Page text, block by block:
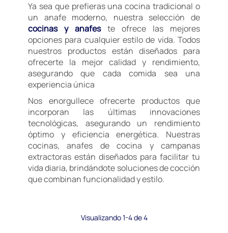
Ya sea que prefieras una cocina tradicional o
un anafe moderno, nuestra selección de
cocinas y anafeste ofrece las mejores
opciones para cualquier estilo de vida. Todos
nuestros productos están diseñados para
ofrecerte la mejor calidad y rendimiento,
asegurando que cada comida sea una
experiencia única
Nos enorgullece ofrecerte productos que
incorporan las últimas innovaciones
tecnológicas, asegurando un rendimiento
óptimo y eficiencia energética. Nuestras
cocinas, anafes de cocina y campanas
extractoras están diseñados para facilitar tu
vida diaria, brindándote soluciones de cocción
que combinan funcionalidad y estilo.
Visualizando 1-4 de 4